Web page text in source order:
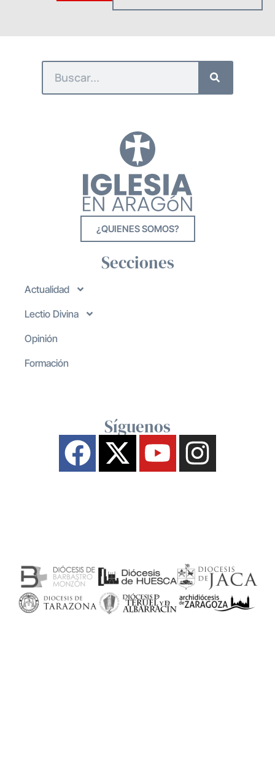
¿QUIENES SOMOS?
Secciones
Actualidad
Lectio Divina
Opinión
Formación
Síguenos